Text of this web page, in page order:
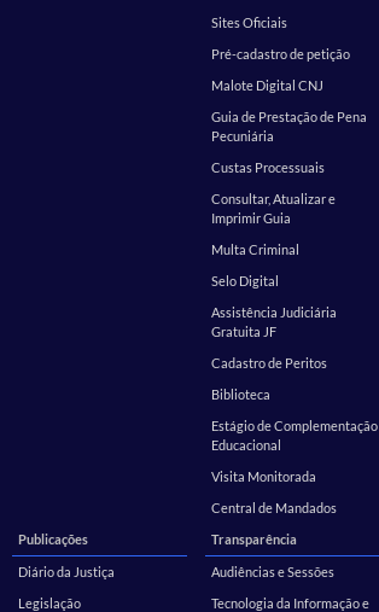
Sites Oficiais
Pré-cadastro de petição
Malote Digital CNJ
Guia de Prestação de Pena
Pecuniária
Custas Processuais
Consultar, Atualizar e
Imprimir Guia
Multa Criminal
Selo Digital
Assistência Judiciária
Gratuita JF
Cadastro de Peritos
Biblioteca
Estágio de Complementação
Educacional
Visita Monitorada
Central de Mandados
Publicações
Diário da Justiça
Legislação
Transparência
Audiências e Sessões
Tecnologia da Informação e